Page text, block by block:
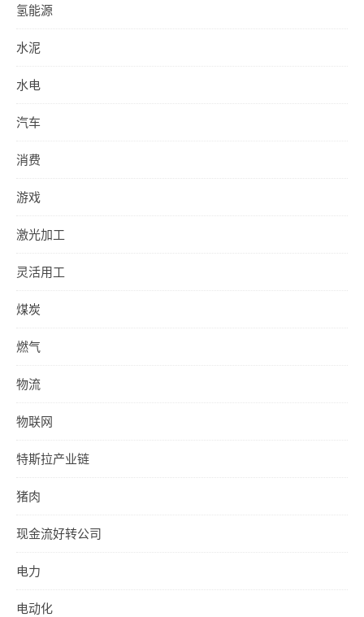
氢能源
水泥
水电
汽车
消费
游戏
激光加工
灵活用工
煤炭
燃气
物流
物联网
特斯拉产业链
猪肉
现金流好转公司
电力
电动化